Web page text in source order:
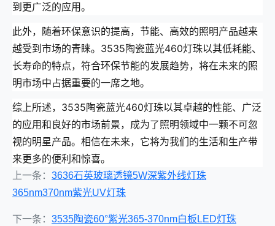
到更广泛的应用。
此外，随着环保意识的提高，节能、高效的照明产品越来
越受到市场的青睐。3535陶瓷蓝光460灯珠以其低耗能、
长寿命的特点，符合环保节能的发展趋势，将在未来的照
明市场中占据重要的一席之地。
综上所述，3535陶瓷蓝光460灯珠以其卓越的性能、广泛
的应用和良好的市场前景，成为了照明领域中一颗不可忽
视的明星产品。相信在未来，它将为我们的生活和生产带
来更多的便利和惊喜。
上一条： 3636石英玻璃透镜5W深紫外线灯珠
365nm370nm紫光UV灯珠
下一条： 3535陶瓷60°紫光365-370nm白板LED灯珠